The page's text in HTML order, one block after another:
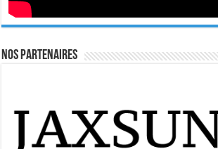
Nos Partenaires